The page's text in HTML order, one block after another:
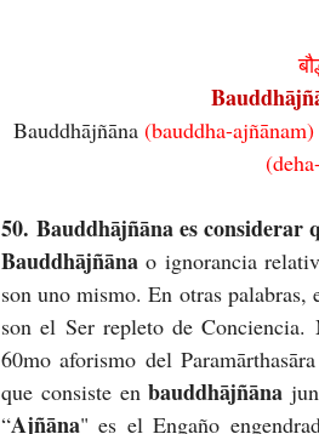
Bauddhājñāna (bauddha-ajñānam)
50. Bauddhājñāna es considerar
Bauddhājñāna o ignorancia
son uno mismo. En otras
son el Ser repleto de
60mo aforismo del
que consiste en bauddhājñāna
“Ajñāna" es el Engaño